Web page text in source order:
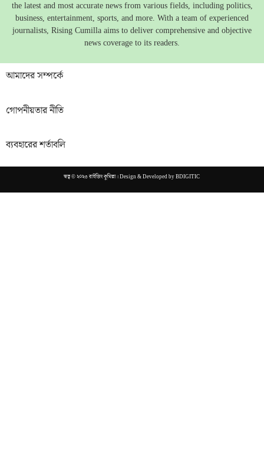
the latest and most accurate news from various fields, including politics,
business, entertainment, sports, and more. With a team of experienced
journalists, Rising Cumilla aims to deliver comprehensive and objective
news coverage to its readers.
আমাদের সম্পর্কে
গোপনীয়তার নীতি
ব্যবহারের শর্তাবলি
স্বত্ব © ২০২৩ রাইজিং কুমিল্লা। Design & Developed byBDIGITIC